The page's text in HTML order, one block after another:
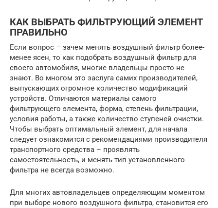
КАК ВЫБРАТЬ ФИЛЬТРУЮЩИЙ ЭЛЕМЕНТ
ПРАВИЛЬНО
Если вопрос – зачем менять воздушный фильтр более-
менее ясен, то как подобрать воздушный фильтр для
своего автомобиля, многие владельцы просто не
знают. Во многом это заслуга самих производителей,
выпускающих огромное количество модификаций
устройств. Отличаются материалы самого
фильтрующего элемента, форма, степень фильтрации,
условия работы, а также количество ступеней очистки.
Чтобы выбрать оптимальный элемент, для начала
следует ознакомится с рекомендациями производителя
транспортного средства – проявлять
самостоятельность, и менять тип установленного
фильтра не всегда возможно.
Для многих автовладельцев определяющим моментом
при выборе нового воздушного фильтра, становится его